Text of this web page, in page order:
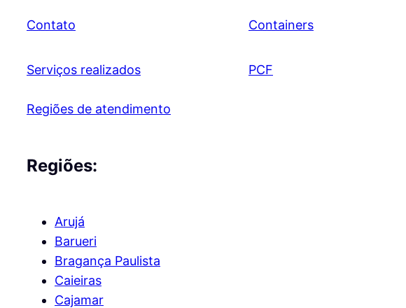
Contato
Serviços realizados
Regiões de atendimento
Regiões:
Arujá
Barueri
Bragança Paulista
Caieiras
Cajamar
Containers
PCF